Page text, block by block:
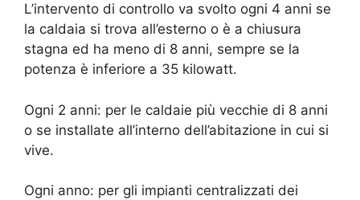
L’intervento di controllo va svolto ogni 4 anni se
la caldaia si trova all’esterno o è a chiusura
stagna ed ha meno di 8 anni, sempre se la
potenza è inferiore a 35 kilowatt.
Ogni 2 anni: per le caldaie più vecchie di 8 anni
o se installate all’interno dell’abitazione in cui si
vive.
Ogni anno: per gli impianti centralizzati dei